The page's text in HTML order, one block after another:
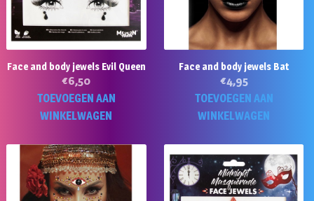
Face and body jewels Evil Queen
€6,50
TOEVOEGEN AAN
WINKELWAGEN
Face and body jewels Bat
€4,95
TOEVOEGEN AAN
WINKELWAGEN